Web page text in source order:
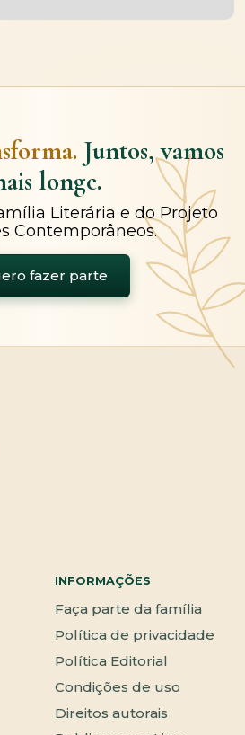
Juntos, vamos
longe.
Literária e do Projeto
Contemporâneos.
fazer parte
INFORMAÇÕES
Faça parte da família
Política de privacidade
Política Editorial
Condições de uso
Direitos autorais